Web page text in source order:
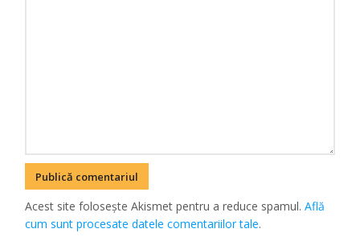
Acest site folosește Akismet pentru a reduce spamul.Află
cum sunt procesate datele comentariilor tale.